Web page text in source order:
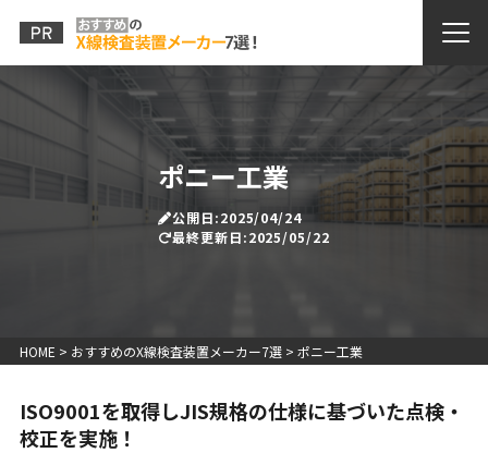
ポニー工業
公開日:2025/04/24
最終更新日:2025/05/22
HOME > おすすめのX線検査装置メーカー7選> ポニー工業
ISO9001を取得しJIS規格の仕様に基づいた点検・
校正を実施！